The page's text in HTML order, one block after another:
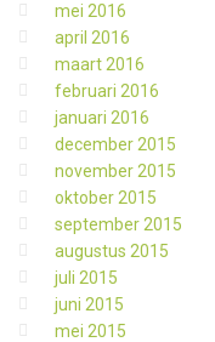
mei 2016
april 2016
maart 2016
februari 2016
januari 2016
december 2015
november 2015
oktober 2015
september 2015
augustus 2015
juli 2015
juni 2015
mei 2015